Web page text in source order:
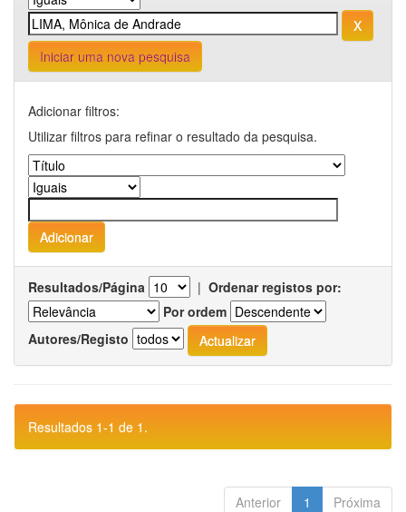
Iniciar uma nova pesquisa
Adicionar filtros:
Utilizar filtros para refinar o resultado da pesquisa.
Resultados/Página | Ordenar registos por:
Por ordem
Autores/Registo
Resultados 1-1 de 1.
Anterior 1 Próxima